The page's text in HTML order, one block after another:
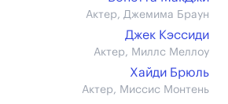
Актер, Джемима Браун
Джек Кэссиди
Актер, Миллс Меллоу
Хайди Брюль
Актер, Миссис Монтень